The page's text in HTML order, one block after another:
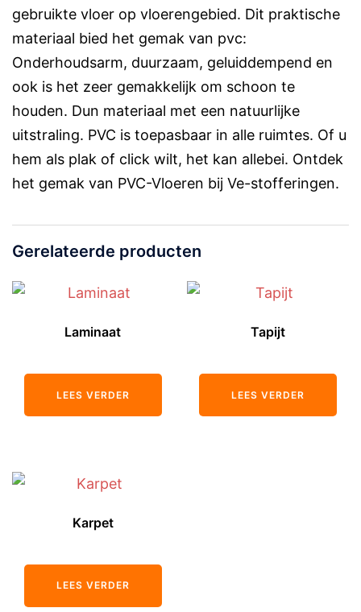
gebruikte vloer op vloerengebied. Dit praktische
materiaal bied het gemak van pvc:
Onderhoudsarm, duurzaam, geluiddempend en
ook is het zeer gemakkelijk om schoon te
houden. Dun materiaal met een natuurlijke
uitstraling. PVC is toepasbaar in alle ruimtes. Of u
hem als plak of click wilt, het kan allebei. Ontdek
het gemak van PVC-Vloeren bij Ve-stofferingen.
Gerelateerde producten
Laminaat
LEES VERDER
Tapijt
LEES VERDER
Karpet
LEES VERDER